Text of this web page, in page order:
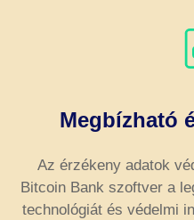
Megbízható
Az érzékeny adatok
Bitcoin Bank szoftver a
technológiát és védelmi